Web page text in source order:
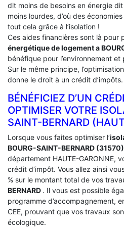
dit moins de besoins en énergie
moins lourdes, d’où des
tout cela grâce à l’isolation !
Ces aides financières sont là pour
énergétique de logement a
bénéfique pour l’environnement
Sur le même principe,
donne le droit à un crédit d’impôts.
BÉNÉFICIEZ D’UN
OPTIMISER VOTRE
SAINT-BERNARD
Lorsque vous faites optimiser l’
BOURG-SAINT-BERNARD (31570)
département HAUTE-GARONNE,
crédit d’impôt. Vous allez ainsi
% sur le montant total de vos
BERNARD . Il vous est possible
programme d’accompagnement,
CEE, prouvant que vos travaux
écologique.